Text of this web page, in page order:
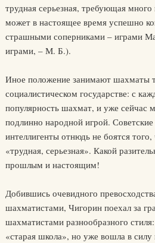
трудная серьезная, требующая много
может в настоящее время успешно
страшными соперниками – играми
играми, – М. Б.).
Иное положение занимают шахматы
социалистическом государстве: с
популярность шахмат, и уже
подлинно народной игрой.
интеллигенты отнюдь не боятся
«трудная, серьезная». Какой
прошлым и настоящим!
Добившись очевидного
шахматистами, Чигорин поехал за
шахматистами разнообразного
«старая школа», но уже вошла в силу